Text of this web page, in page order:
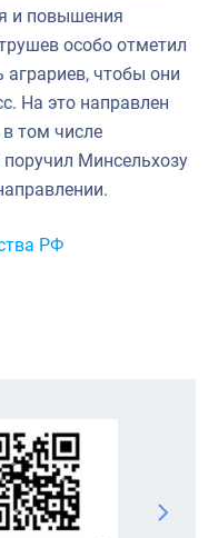
и повышения
особо отметил
аграриев, чтобы они
На это направлен
том числе
Минсельхозу
РФ